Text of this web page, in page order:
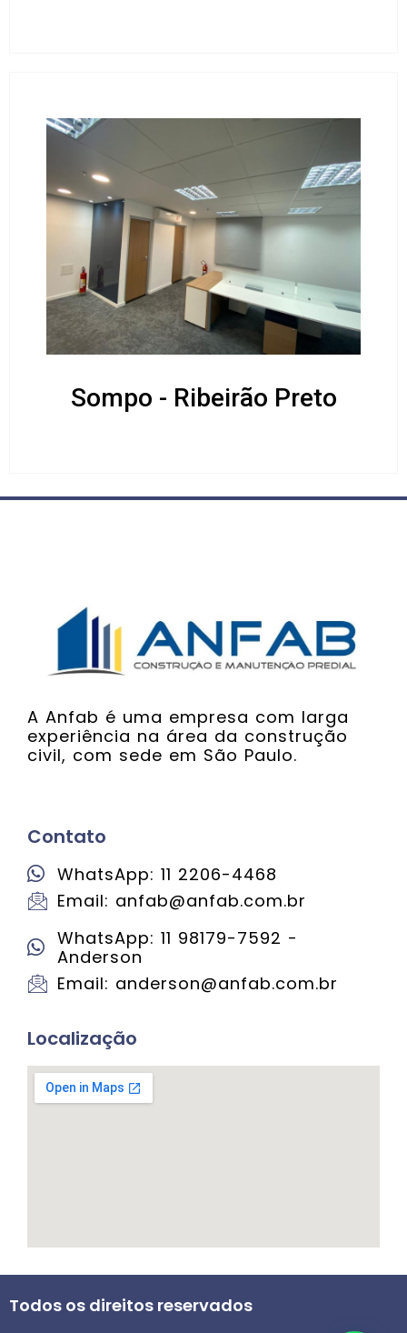
Sompo - Ribeirão Preto
A Anfab é uma empresa com larga
experiência na área da construção
civil, com sede em São Paulo.
Contato
WhatsApp: 11 2206-4468
Email: anfab@anfab.com.br
WhatsApp: 11 98179-7592 -
Anderson
Email: anderson@anfab.com.br
Localização
Todos os direitos reservados